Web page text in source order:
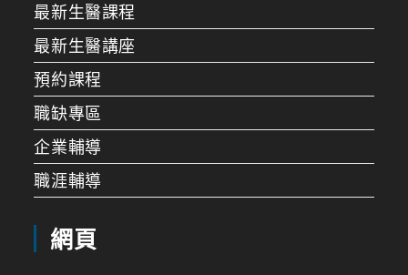
最新生醫課程
最新生醫講座
預約課程
職缺專區
企業輔導
職涯輔導
網頁